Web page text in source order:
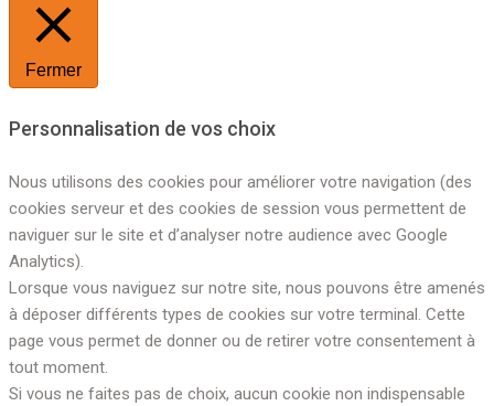
Fermer
Personnalisation de vos choix
Nous utilisons des cookies pour améliorer votre navigation (des
cookies serveur et des cookies de session vous permettent de
naviguer sur le site et d’analyser notre audience avec Google
Analytics).
Lorsque vous naviguez sur notre site, nous pouvons être amenés
à déposer différents types de cookies sur votre terminal. Cette
page vous permet de donner ou de retirer votre consentement à
tout moment.
Si vous ne faites pas de choix, aucun cookie non indispensable